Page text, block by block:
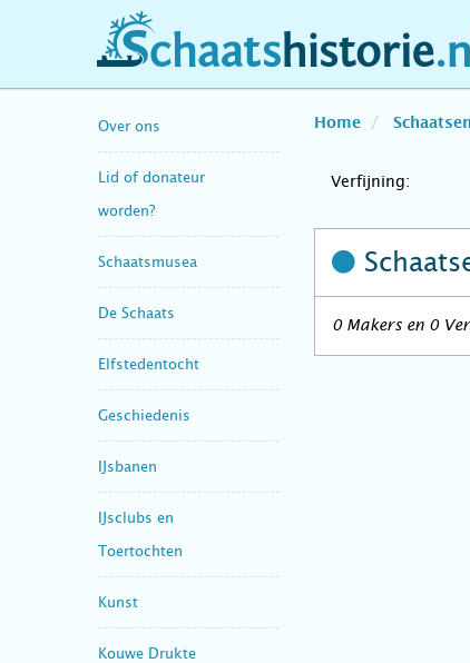
schaatshistorie.nl
Over ons
Lid of donateur
worden?
Schaatsmusea
De Schaats
Elfstedentocht
Geschiedenis
IJsbanen
IJsclubs en
Toertochten
Kunst
Kouwe Drukte
Home
Verfijning:
0 Makers en 0